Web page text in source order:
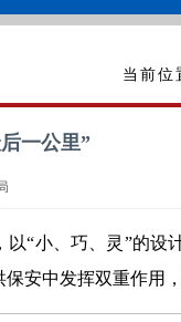
当前位
一公里”
“小、巧、灵”的设
安中发挥双重作用